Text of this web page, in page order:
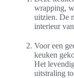
wrapping,
uitzien. De
interieur
Voor een
keuken
Het
uitstraling